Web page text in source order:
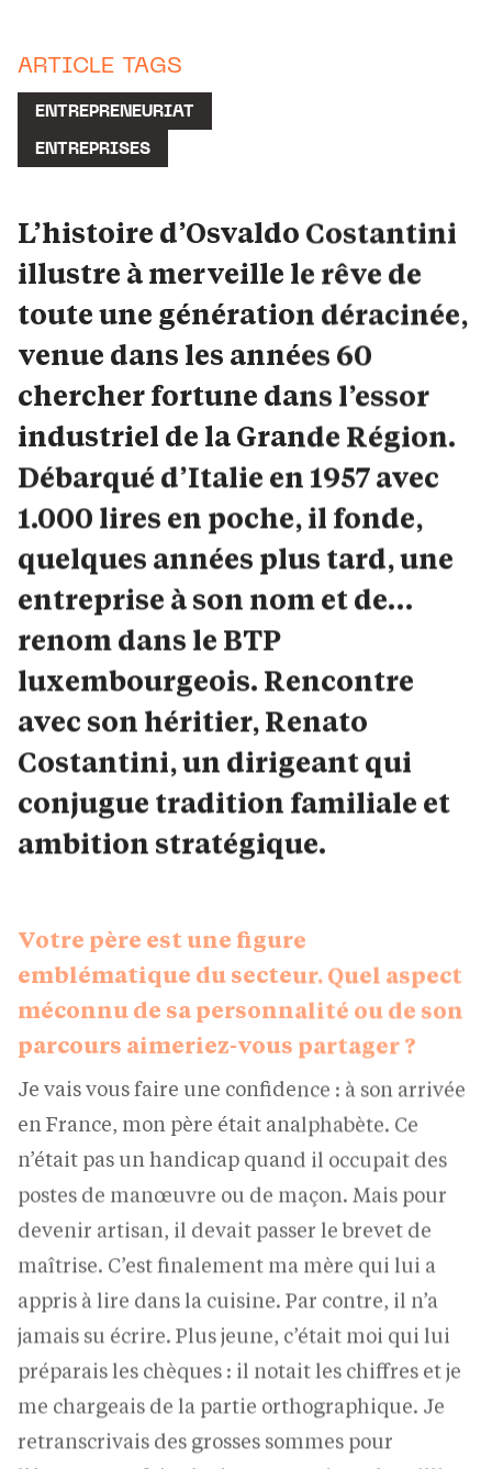
ARTICLE TAGS
ENTREPRENEURIAT
ENTREPRISES
L’histoire d’Osvaldo Costantini
illustre à merveille le rêve de
toute une génération déracinée,
venue dans les années 60
chercher fortune dans l’essor
industriel de la Grande Région.
Débarqué d’Italie en 1957 avec
1.000 lires en poche, il fonde,
quelques années plus tard, une
entreprise à son nom et de…
renom dans le BTP
luxembourgeois. Rencontre
avec son héritier, Renato
Costantini, un dirigeant qui
conjugue tradition familiale et
ambition stratégique.
emblématique du secteur. Quel aspect
méconnu de sa personnalité ou de son
parcours aimeriez-vous partager ?
Je vais vous faire une confidence : à son arrivée
en France, mon père était analphabète. Ce
n’était pas un handicap quand il occupait des
postes de manœuvre ou de maçon. Mais pour
devenir artisan, il devait passer le brevet de
maîtrise. C’est finalement ma mère qui lui a
appris à lire dans la cuisine. Par contre, il n’a
jamais su écrire. Plus jeune, c’était moi qui lui
préparais les chèques : il notait les chiffres et je
me chargeais de la partie orthographique. Je
retranscrivais des grosses sommes pour
l’époque, parfois plusieurs centaines de milliers